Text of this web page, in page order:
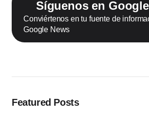
Síguenos en
Conviértenos en tu fuente de
Google News
Featured Posts